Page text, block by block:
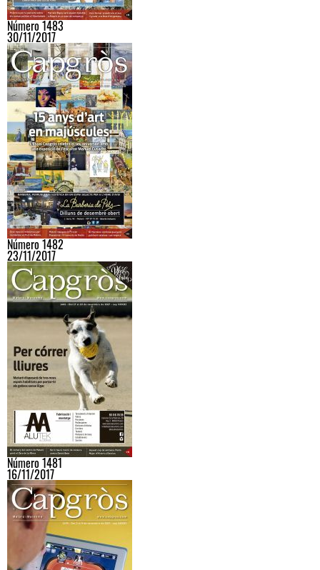
Número 1483
30/11/2017
Número 1482
23/11/2017
Número 1481
16/11/2017